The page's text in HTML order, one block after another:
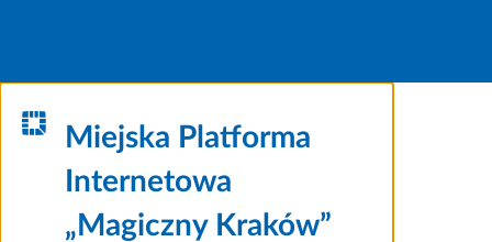
Miejska Platforma
Internetowa
„Magiczny Kraków”